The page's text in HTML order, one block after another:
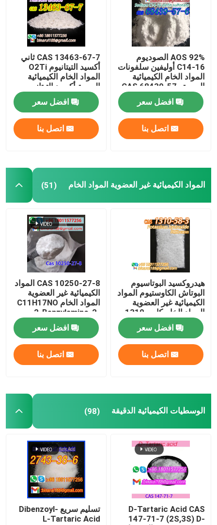
المواد الخام الكيميائية اليومية
المواد الكيميائية غير العضوية المواد الخام
الوسطيات الكيميائية الدقيقة
منتجات كيميائية زراعية
إضافات الأعلاف الحيوانية
إضافات تجميلية
زجاجات المختبر
أكواب المختبرات
قنوات المختبر
وكلاء المنكهة
AOS 92% الصوديوم
C14-16 أوليفين سلفونات
المواد الخام الكيميائية
اليومية CAS 68439-57-
6
افضل سعر
اتصل بنا
CAS 13463-67-7 ثاني
أكسيد التيتانيوم O2Ti
المواد الخام الكيميائية
اليومية أكسيد التيتانيوم
مسحوق أبيض
افضل سعر
اتصل بنا
المواد الكيميائية غير العضوية المواد الخام (51)
هيدروكسيد البوتاسيوم
البوتاش الكاوستيوم المواد
الكيميائية غير العضوية
58-3
افضل سعر
اتصل بنا
CAS 10250-27-8 المواد
الكيميائية غير العضوية
المواد الخام C11H17NO
2-Benzylamino-2-
Methyl-1-Propanol
افضل سعر
اتصل بنا
الوسطيات الكيميائية الدقيقة (98)
D-Tartaric Acid CAS
147-71-7 (2S,3S) D-
تسليم سريع Dibenzoyl-
L-Tartaric Acid